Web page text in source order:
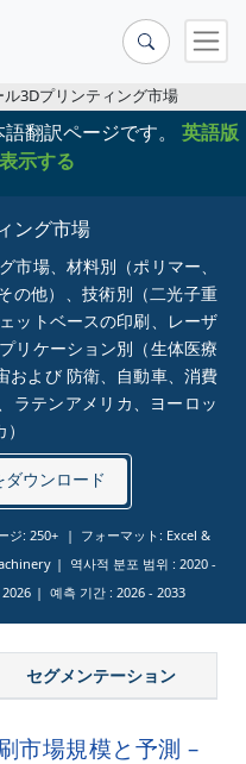
3Dプリンティング市場
翻訳ページです。 英語版
示する
ング市場
市場、材料別（ポリマー、
の他）、技術別（二光子重
ットベースの印刷、レーザ
リケーション別（生体医療
および 防衛、自動車、消費
ラテンアメリカ、ヨーロッ
ウンロード
ジ: 250+
フォーマット: Excel &
역사적 분포 범위 : 2020 -
2026 예측 기간 : 2026 - 2033
セグメンテーション
市場規模と予測 –